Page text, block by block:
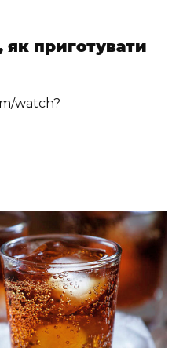
як приготувати
watch?